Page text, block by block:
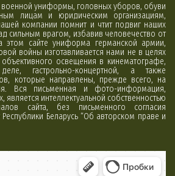
военной униформы, головных уборов, обуви
лицам и юридическим организациям,
компании помнит и чтит подвиг наших
сильным врагом, избавив человечество от
этом сайте униформа германской армии,
войны изготавливается нами не в целях
освещения в кинематографе,
гастрольно-концертной, а также
которые направлены, прежде всего, на
Вся письменная и фото-информация,
интеллектуальной собственностью
сайта, без письменного согласия
Беларусь “Об авторском праве и